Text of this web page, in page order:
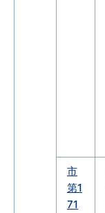
市
第1
71